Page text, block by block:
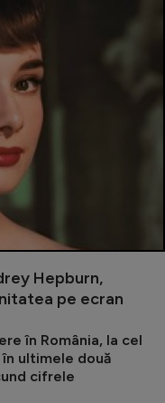
Hepburn,
pe ecran
în România, la cel
ultimele două
cifrele